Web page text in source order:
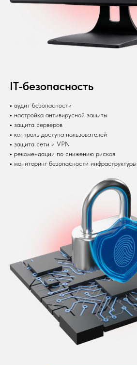
IT-безопасность
• аудит безопасности
• настройка антивирусной защиты
• защита серверов
• контроль доступа пользователей
• защита сети и VPN
• рекомендации по снижению рисков
• мониторинг безопасности инфраструктуры